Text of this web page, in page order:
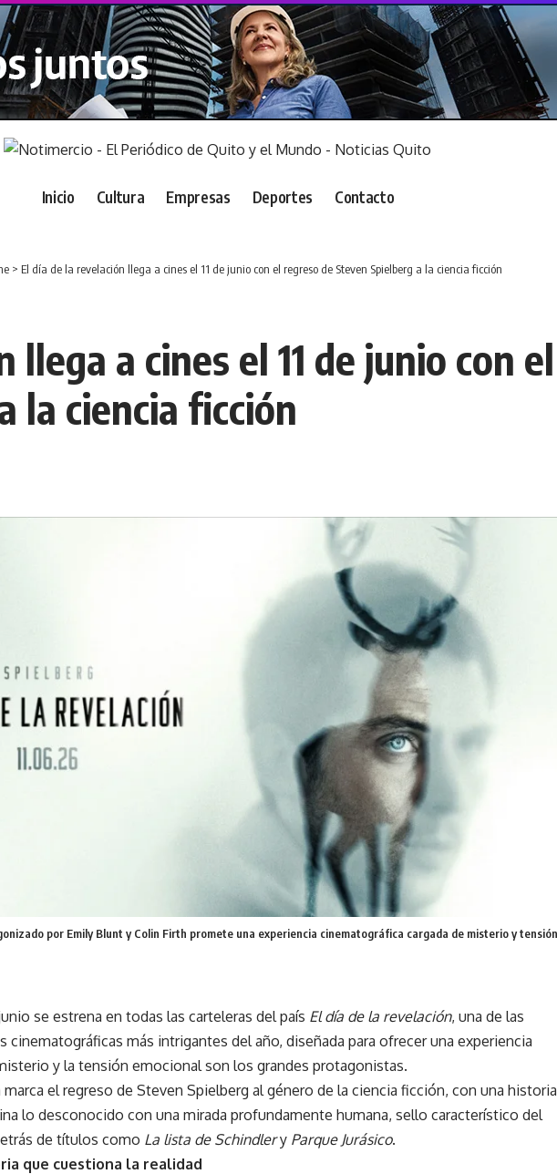
Inicio Cultura Empresas Deportes Contacto
> El día de la revelación llega a cines el 11 de junio con el regreso de Steven Spielberg a la ciencia ficción
llega a cines el 11 de junio con
la ciencia ficción
por Emily Blunt y Colin Firth promete una experiencia cinematográfica cargada de misterio y tensión
junio se estrena en todas las carteleras del país El día de la revelación, una de las
cinematográficas más intrigantes del año, diseñada para ofrecer una experiencia
y la tensión emocional son los grandes protagonistas.
marca el regreso de Steven Spielberg al género de la ciencia ficción, con una historia
lo desconocido con una mirada profundamente humana, sello característico del
de títulos como La lista de Schindlery Parque Jurásico.
que cuestiona la realidad